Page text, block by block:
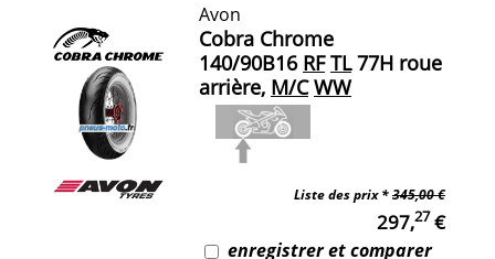
Avon
Cobra Chrome
140/90B16 RF TL77H roue
arrière, M/C WW
Liste des prix *345,00 €
297,27 €
enregistrer et comparer